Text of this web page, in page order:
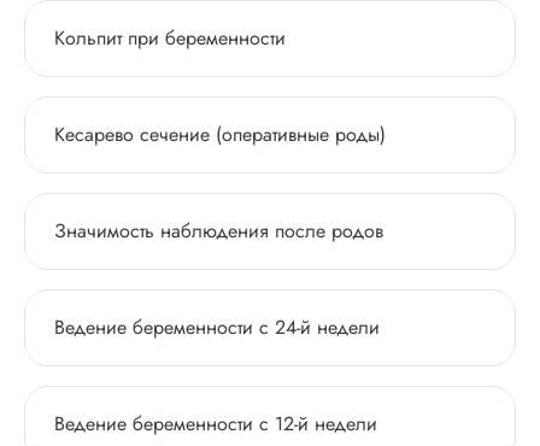
Кольпит при беременности
Кесарево сечение (оперативные роды)
Значимость наблюдения после родов
Ведение беременности с 24-й недели
Ведение беременности с 12-й недели